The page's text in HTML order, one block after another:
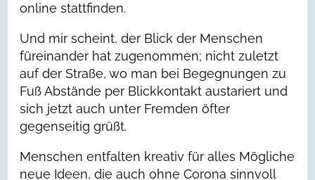
online stattfinden.
Und mir scheint, der Blick der Menschen
füreinander hat zugenommen; nicht zuletzt
auf der Straße, wo man bei Begegnungen zu
Fuß Abstände per Blickkontakt austariert und
sich jetzt auch unter Fremden öfter
gegenseitig grüßt.
Menschen entfalten kreativ für alles Mögliche
neue Ideen, die auch ohne Corona sinnvoll